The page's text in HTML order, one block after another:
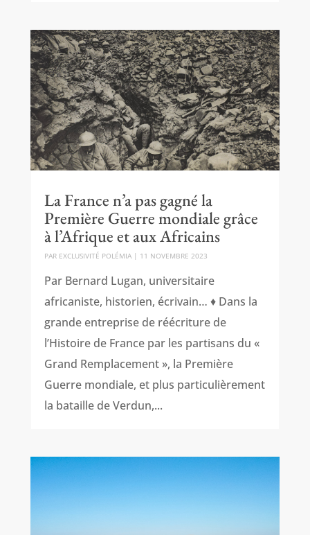
La France n’a pas gagné la
Première Guerre mondiale grâce
à l’Afrique et aux Africains
PAR EXCLUSIVITÉ POLÉMIA| 11 NOVEMBRE 2023
Par Bernard Lugan, universitaire
africaniste, historien, écrivain… ♦ Dans la
grande entreprise de réécriture de
l’Histoire de France par les partisans du «
Grand Remplacement », la Première
Guerre mondiale, et plus particulièrement
la bataille de Verdun,...